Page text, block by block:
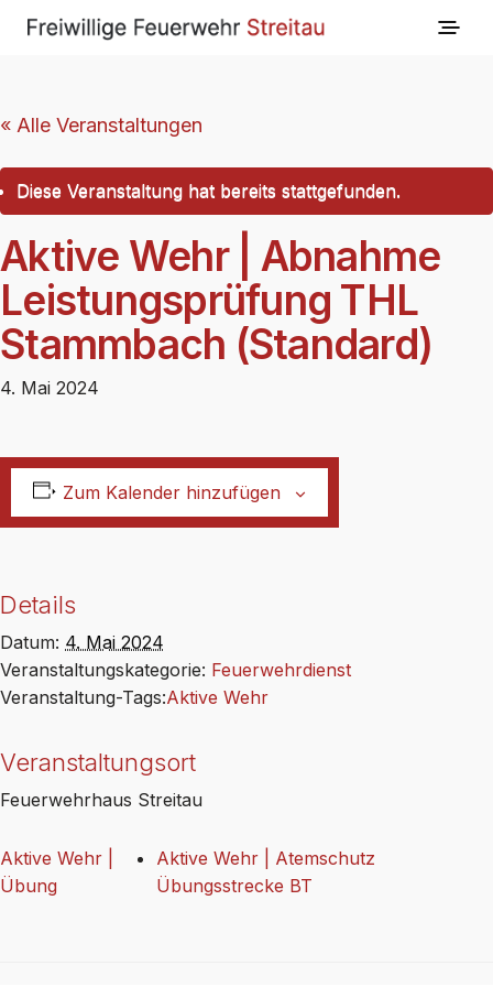
« Alle Veranstaltungen
Diese Veranstaltung hat bereits stattgefunden.
Aktive Wehr | Abnahme
Leistungsprüfung THL
Stammbach (Standard)
4. Mai 2024
Zum Kalender hinzufügen
Details
Datum: 4. Mai 2024
Veranstaltungskategorie: Feuerwehrdienst
Veranstaltung-Tags:Aktive Wehr
Veranstaltungsort
Feuerwehrhaus Streitau
Aktive Wehr |
Übung
Aktive Wehr | Atemschutz
Übungsstrecke BT